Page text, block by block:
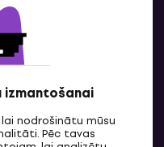
izmantošanai
nodrošinātu mūsu
Pēc tavas